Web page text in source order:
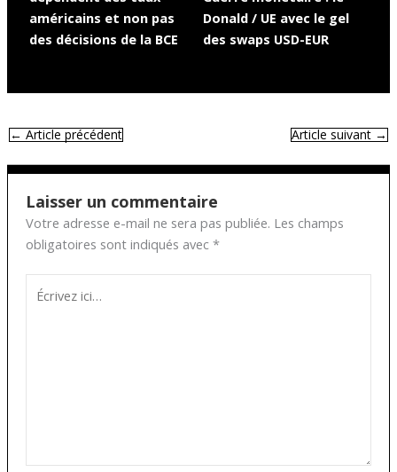
américains et non pas
des décisions de la BCE
Donald / UE avec le gel
des swaps USD-EUR
← Article précédent Article suivant →
Laisser un commentaire
Votre adresse e-mail ne sera pas publiée. Les champs
obligatoires sont indiqués avec *
ici…